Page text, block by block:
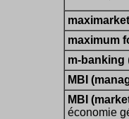
maximum
m-banking
MBI
MBI
économie